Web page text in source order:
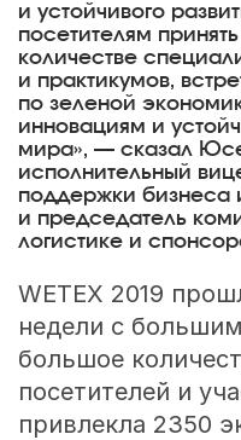
и устойчивого
посетителям
количестве
и практикумов,
по зеленой
инновациям и
мира», — сказал
исполнительный
поддержки бизнеса
и председатель
логистике и
WETEX 2019
недели с
большое
посетителей и
привлекла 2350